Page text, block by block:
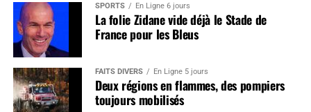
SPORTS En Ligne 6 jours
La folie Zidane vide déjà le Stade de
France pour les Bleus
FAITS DIVERS En Ligne 5 jours
Deux régions en flammes, des pompiers
toujours mobilisés